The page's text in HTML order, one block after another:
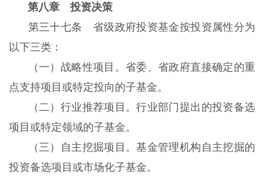
第八章 投资决策
第三十七条 省级政府投资基金按投资属性分为
以下三类：
（一）战略性项目。省委、省政府直接确定的重
点支持项目或特定投向的子基金。
（二）行业推荐项目。行业部门提出的投资备选
项目或特定领域的子基金。
（三）自主挖掘项目。基金管理机构自主挖掘的
投资备选项目或市场化子基金。